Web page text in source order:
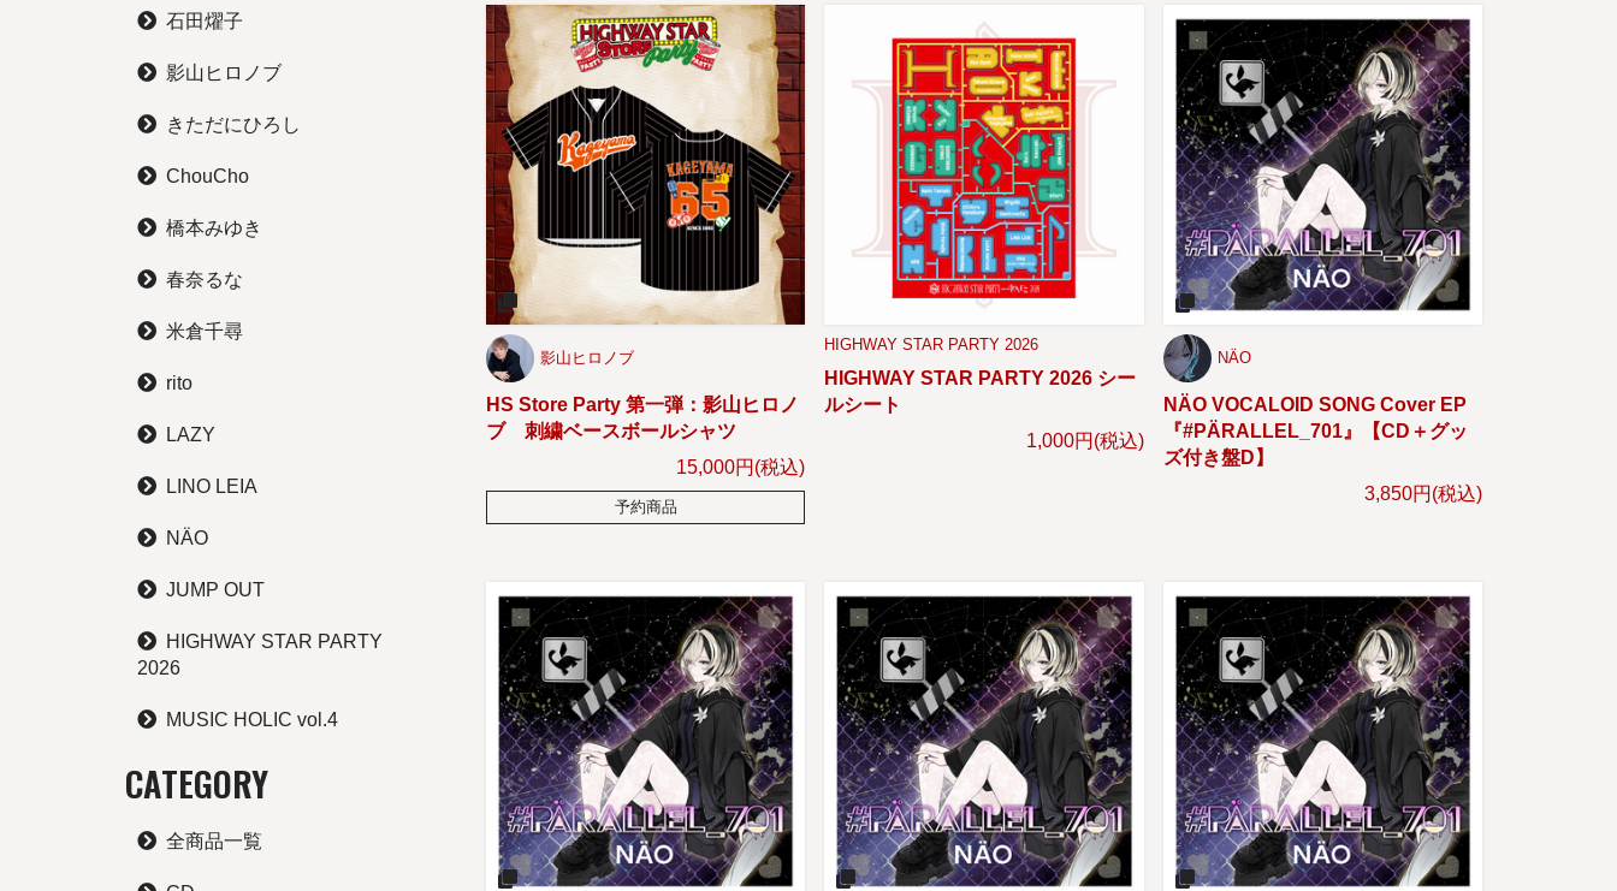
石田燿子
影山ヒロノブ
きただにひろし
ChouCho
橋本みゆき
春奈るな
米倉千尋
rito
LAZY
LINO LEIA
NÄO
JUMP OUT
HIGHWAY STAR PARTY
2026
MUSIC HOLIC vol.4
CATEGORY
全商品一覧
影山ヒロノブ
HS Store Party 第一弾：影山ヒロノ
ブ 刺繍ベースボールシャツ
15,000円(税込)
予約商品
HIGHWAY STAR PARTY 2026
HIGHWAY STAR PARTY 2026 シー
ルシート
1,000円(税込)
NÄO
NÄO VOCALOID SONG Cover EP
『#PÄRALLEL_701』【CD＋グッ
ズ付き盤D】
3,850円(税込)